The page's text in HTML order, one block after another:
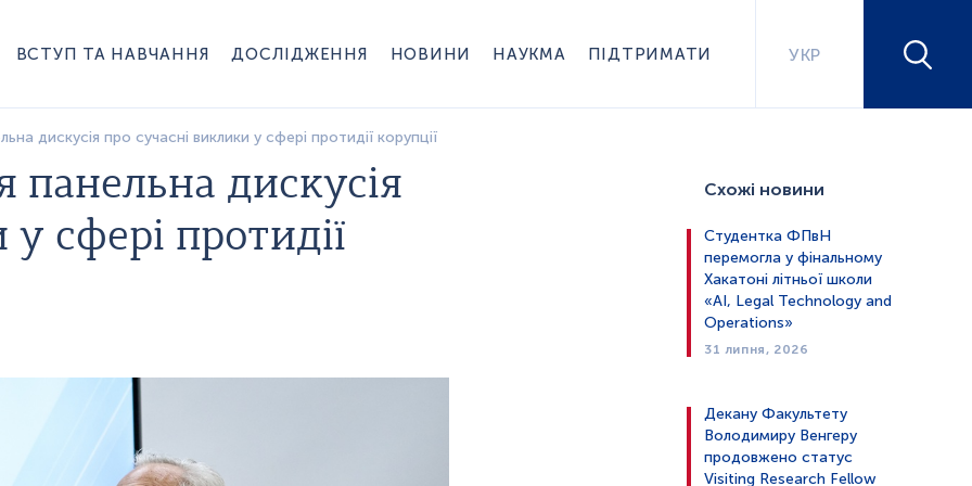
ВСТУП ТА НАВЧАННЯ ДОСЛІДЖЕННЯ НОВИНИ НАУКМА ПІДТРИМАТИ УКР
дискусія про сучасні виклики у сфері протидії корупції
дискусія
сфері протидії
Схожі новини
Студентка ФПвН
перемогла у фінальному
Хакатоні літньої школи
«AI, Legal Technology and
Operations»
31 липня, 2026
Декану Факультету
Володимиру Венгеру
продовжено статус
Visiting Research Fellow